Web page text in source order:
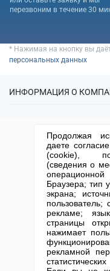
Под кредит
С долгами
Без долгов
С НДС
ИТ-компании
Оценочные компании
Готовые нулевые
Готовые фирмы по
Готовые фирмы ЖКХ
Бухгалтерские
Проектные компании
Туристические фирмы
Регистрация МФО
Внесение в реестр МФО
Банкротство компании
Банкротство фирмы
Упрощенное
перезвоним в течение 30
* Нажимая на кнопку вы
персональных данных
ИНФОРМАЦИЯ О
Спецпредложения
Готовые фирмы
Продажа фирм
Регистрация
Ликвидация
Регистрация изменений
Юридические адреса
Открытие юр. лица
КОНТАКТНАЯ
+7 (495) 740-38-07
(По Москве)
Москва, ул. Сущевский
дом 5, стр. 3
Продолжая
даете
(cookie),
(сведения о
Браузера; тип
экрана;
пользователь;
рекламе;
страницы
нажимает
рекламной